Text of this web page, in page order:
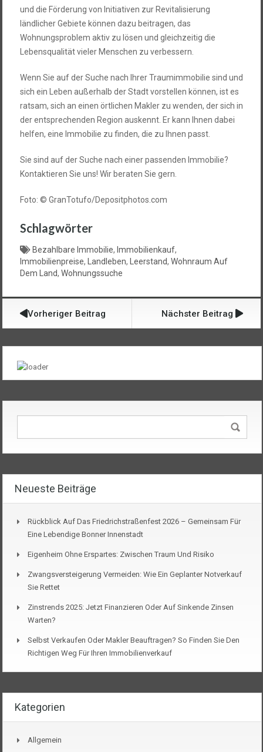
und die Förderung von Initiativen zur Revitalisierung
ländlicher Gebiete können dazu beitragen, das
Wohnungsproblem aktiv zu lösen und gleichzeitig die
Lebensqualität vieler Menschen zu verbessern.
Wenn Sie auf der Suche nach Ihrer Traumimmobilie sind und
sich ein Leben außerhalb der Stadt vorstellen können, ist es
ratsam, sich an einen örtlichen Makler zu wenden, der sich in
der entsprechenden Region auskennt. Er kann Ihnen dabei
helfen, eine Immobilie zu finden, die zu Ihnen passt.
Sie sind auf der Suche nach einer passenden Immobilie?
Kontaktieren Sie uns! Wir beraten Sie gern.
Foto: © GranTotufo/Depositphotos.com
Schlagwörter
Bezahlbare Immobilie, Immobilienkauf,
Immobilienpreise, Landleben, Leerstand, Wohnraum Auf
Dem Land, Wohnungssuche
Vorheriger Beitrag Nächster Beitrag
Neueste Beiträge
Rückblick Auf Das Friedrichstraßenfest 2026 – Gemeinsam Für
Eine Lebendige Bonner Innenstadt
Eigenheim Ohne Erspartes: Zwischen Traum Und Risiko
Zwangsversteigerung Vermeiden: Wie Ein Geplanter Notverkauf
Sie Rettet
Zinstrends 2025: Jetzt Finanzieren Oder Auf Sinkende Zinsen
Warten?
Selbst Verkaufen Oder Makler Beauftragen? So Finden Sie Den
Richtigen Weg Für Ihren Immobilienverkauf
Kategorien
Allgemein